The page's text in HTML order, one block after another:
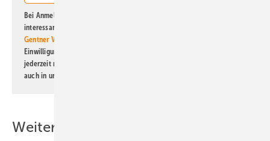
Bei Anmeldung zu diesem Newsletter bin ich damit einverstanden, über
interessante Verlags- und Online-Angebote
Gentner Verlag GmbH & Co. KG
Einwilligung kann ich jederzeit widerrufen und eine Abmeldung ist
jederzeit möglich. Informationen zum Umgang mit Daten finden Sie
auch in unserer
Weitere Inhalte